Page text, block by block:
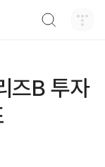
즈B 투자